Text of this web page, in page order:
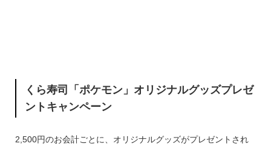
くら寿司「ポケモン」オリジナルグッズプレゼ
ントキャンペーン
2,500円のお会計ごとに、オリジナルグッズがプレゼントされ